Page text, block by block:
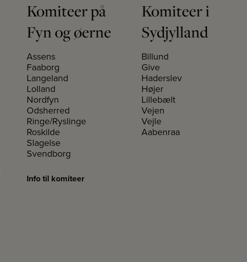
Komiteer på
Fyn og øerne
Assens
Faaborg
Langeland
Lolland
Nordfyn
Odsherred
Ringe/Ryslinge
Roskilde
Slagelse
Svendborg
Info til komiteer
Komiteer i
Sydjylland
Billund
Give
Haderslev
Højer
Lillebælt
Vejen
Vejle
Aabenraa